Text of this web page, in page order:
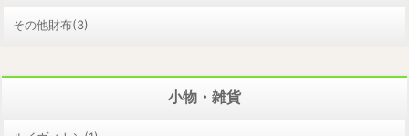
その他財布(3)
小物・雑貨